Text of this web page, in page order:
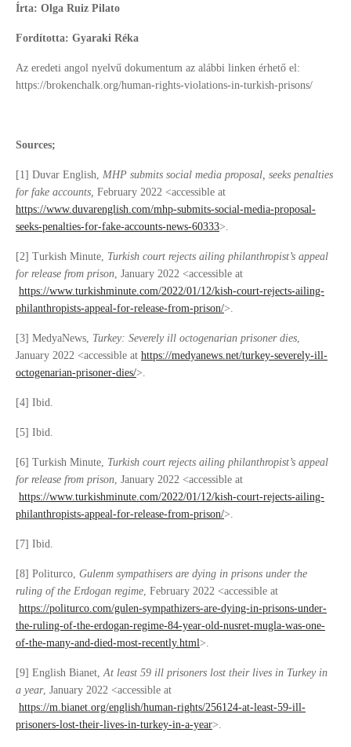
Írta: Olga Ruiz Pilato
Fordította: Gyaraki Réka
Az eredeti angol nyelvű dokumentum az alábbi linken érhető el:
https://brokenchalk.org/human-rights-violations-in-turkish-prisons/
Sources;
[1] Duvar English, MHP submits social media proposal, seeks penalties
for fake accounts, February 2022 <accessible at
https://www.duvarenglish.com/mhp-submits-social-media-proposal-
seeks-penalties-for-fake-accounts-news-60333>.
[2] Turkish Minute, Turkish court rejects ailing philanthropist’s appeal
for release from prison, January 2022 <accessible at
https://www.turkishminute.com/2022/01/12/kish-court-rejects-ailing-
philanthropists-appeal-for-release-from-prison/>.
[3] MedyaNews, Turkey: Severely ill octogenarian prisoner dies,
January 2022 <accessible at https://medyanews.net/turkey-severely-ill-
octogenarian-prisoner-dies/>.
[4] Ibid.
[5] Ibid.
[6] Turkish Minute, Turkish court rejects ailing philanthropist’s appeal
for release from prison, January 2022 <accessible at
https://www.turkishminute.com/2022/01/12/kish-court-rejects-ailing-
philanthropists-appeal-for-release-from-prison/>.
[7] Ibid.
[8] Politurco, Gulenm sympathisers are dying in prisons under the
ruling of the Erdogan regime, February 2022 <accessible at
https://politurco.com/gulen-sympathizers-are-dying-in-prisons-under-
the-ruling-of-the-erdogan-regime-84-year-old-nusret-mugla-was-one-
of-the-many-and-died-most-recently.html>.
[9] English Bianet,At least 59 ill prisoners lost their lives in Turkey in
a year, January 2022 <accessible at
https://m.bianet.org/english/human-rights/256124-at-least-59-ill-
prisoners-lost-their-lives-in-turkey-in-a-year>.